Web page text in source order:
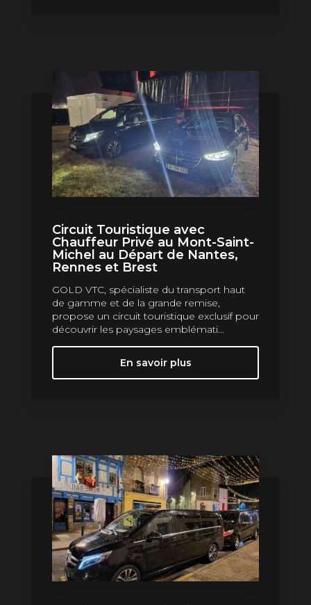
Circuit Touristique avec
Chauffeur Privé au Mont-Saint-
Michel au Départ de Nantes,
Rennes et Brest
GOLD VTC, spécialiste du transport haut
de gamme et de la grande remise,
propose un circuit touristique exclusif pour
découvrir les paysages emblémati...
En savoir plus